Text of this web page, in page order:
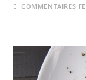
COMMENTAIRES